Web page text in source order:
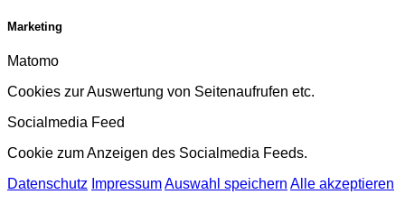
Marketing
Matomo
Cookies zur Auswertung von Seitenaufrufen etc.
Socialmedia Feed
Cookie zum Anzeigen des Socialmedia Feeds.
Datenschutz ImpressumAuswahl speichern Alle akzeptieren